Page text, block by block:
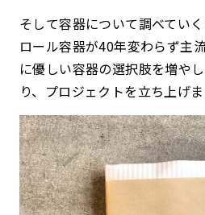
そして容器について調べてい
ロール容器が40年変わらず主
に優しい容器の選択肢を増や
り、プロジェクトを立ち上げま